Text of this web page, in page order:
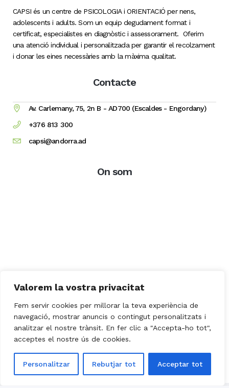
Valorem la vostra privacitat
Fem servir cookies per millorar la teva experiència de
navegació, mostrar anuncis o contingut personalitzats i
analitzar el nostre trànsit. En fer clic a "Accepta-ho tot",
acceptes el nostre ús de cookies.
Personalitzar Rebutjar tot Acceptar tot
CAPSI és un centre de PSICOLOGIA i ORIENTACIÓ per nens,
adolescents i adults. Som un equip degudament format i
certificat, especialistes en diagnòstic i assessorament. Oferim
una atenció individual i personalitzada per garantir el recolzament
i donar les eines necessàries amb la màxima qualitat.
Contacte
Av. Carlemany, 75, 2n B - AD700 (Escaldes - Engordany)
+376 813 300
capsi@andorra.ad
On som